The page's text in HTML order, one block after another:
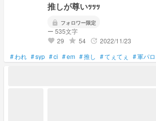
推しが尊いｯｯｯ
lock フォロワー限定
ー 535文字
favorite 29 grade 54 update 2022/11/23
#われ #syp #ci #em #推し #てぇてぇ #軍パロ